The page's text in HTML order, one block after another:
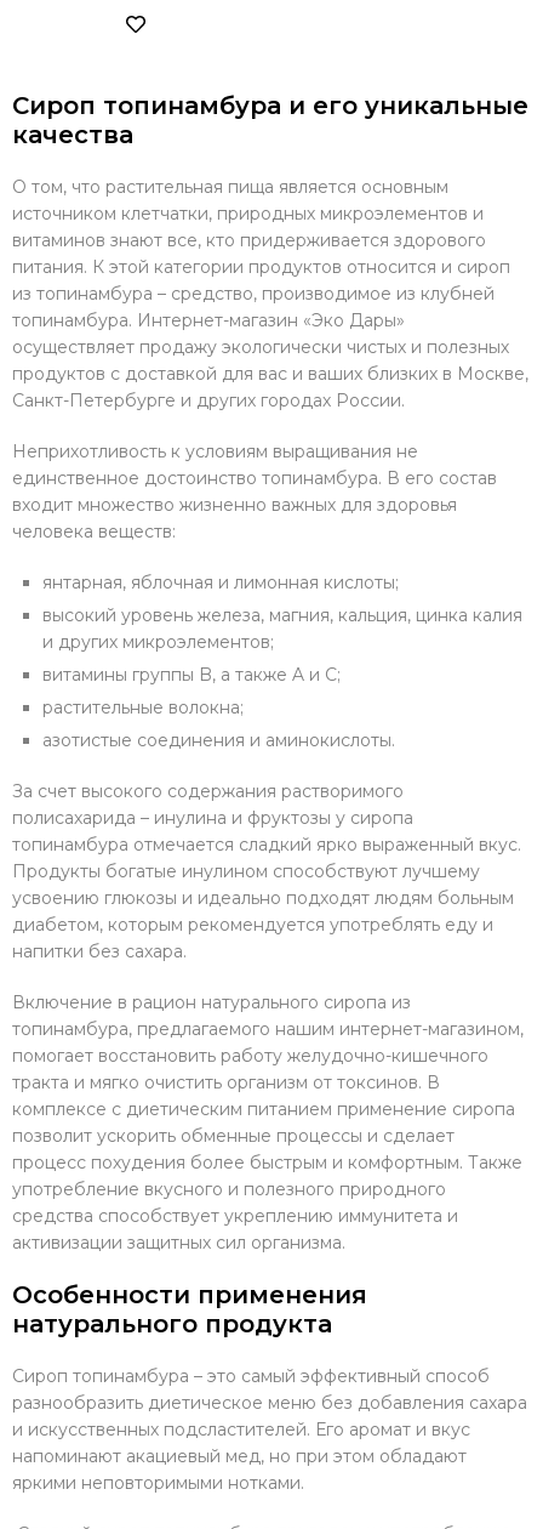
Сироп топинамбура и его уникальные
качества
О том, что растительная пища является основным
источником клетчатки, природных микроэлементов и
витаминов знают все, кто придерживается здорового
питания. К этой категории продуктов относится и сироп
из топинамбура – средство, производимое из клубней
топинамбура. Интернет-магазин «Эко Дары»
осуществляет продажу экологически чистых и полезных
продуктов с доставкой для вас и ваших близких в Москве,
Санкт-Петербурге и других городах России.
Неприхотливость к условиям выращивания не
единственное достоинство топинамбура. В его состав
входит множество жизненно важных для здоровья
человека веществ:
янтарная, яблочная и лимонная кислоты;
высокий уровень железа, магния, кальция, цинка калия
и других микроэлементов;
витамины группы B, а также A и C;
растительные волокна;
азотистые соединения и аминокислоты.
За счет высокого содержания растворимого
полисахарида – инулина и фруктозы у сиропа
топинамбура отмечается сладкий ярко выраженный вкус.
Продукты богатые инулином способствуют лучшему
усвоению глюкозы и идеально подходят людям больным
диабетом, которым рекомендуется употреблять еду и
напитки без сахара.
Включение в рацион натурального сиропа из
топинамбура, предлагаемого нашим интернет-магазином,
помогает восстановить работу желудочно-кишечного
тракта и мягко очистить организм от токсинов. В
комплексе с диетическим питанием применение сиропа
позволит ускорить обменные процессы и сделает
процесс похудения более быстрым и комфортным. Также
употребление вкусного и полезного природного
средства способствует укреплению иммунитета и
активизации защитных сил организма.
Особенности применения
натурального продукта
Сироп топинамбура – это самый эффективный способ
разнообразить диетическое меню без добавления сахара
и искусственных подсластителей. Его аромат и вкус
напоминают акациевый мед, но при этом обладают
яркими неповторимыми нотками.